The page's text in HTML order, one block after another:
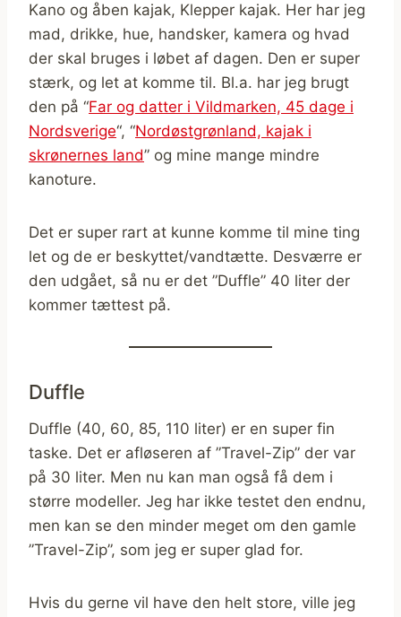
Kano og åben kajak, Klepper kajak. Her har jeg
mad, drikke, hue, handsker, kamera og hvad
der skal bruges i løbet af dagen. Den er super
stærk, og let at komme til. Bl.a. har jeg brugt
den på “Far og datter i Vildmarken, 45 dage i
Nordsverige“, “Nordøstgrønland, kajak i
skrønernes land” og mine mange mindre
kanoture.
Det er super rart at kunne komme til mine ting
let og de er beskyttet/vandtætte. Desværre er
den udgået, så nu er det ”Duffle” 40 liter der
kommer tættest på.
Duffle
Duffle (40, 60, 85, 110 liter) er en super fin
taske. Det er afløseren af ”Travel-Zip” der var
på 30 liter. Men nu kan man også få dem i
større modeller. Jeg har ikke testet den endnu,
men kan se den minder meget om den gamle
”Travel-Zip”, som jeg er super glad for.
Hvis du gerne vil have den helt store, ville jeg